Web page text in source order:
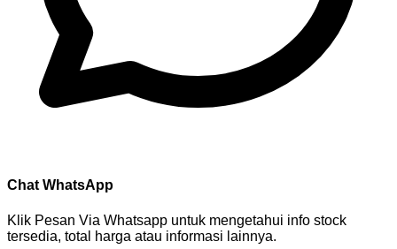
Chat WhatsApp
Klik Pesan Via Whatsapp untuk mengetahui info stock
tersedia, total harga atau informasi lainnya.